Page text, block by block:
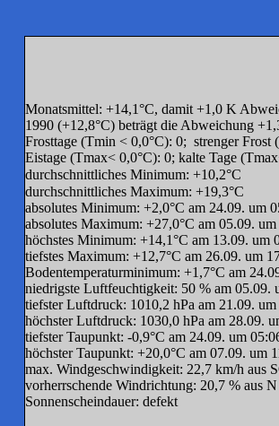
Monatsmittel: +14,1°C, damit +1,0 K
1990 (+12,8°C) beträgt die Abweichung
Frosttage (Tmin < 0,0°C): 0; strenger Frost
Eistage (Tmax< 0,0°C): 0; kalte Tage
durchschnittliches Minimum: +10,2°C
durchschnittliches Maximum: +19,3°C
absolutes Minimum: +2,0°C am 24.09. um
absolutes Maximum: +27,0°C am 05.09.
höchstes Minimum: +14,1°C am 13.09. um
tiefstes Maximum: +12,7°C am 26.09. um
Bodentemperaturminimum: +1,7°C am
niedrigste Luftfeuchtigkeit: 50 % am 05.09.
tiefster Luftdruck: 1010,2 hPa am 21.09.
höchster Luftdruck: 1030,0 hPa am 28.09.
tiefster Taupunkt: -0,9°C am 24.09. um
höchster Taupunkt: +20,0°C am 07.09. um
max. Windgeschwindigkeit: 22,7 km/h aus
vorherrschende Windrichtung: 20,7 % aus N
Sonnenscheindauer: defekt